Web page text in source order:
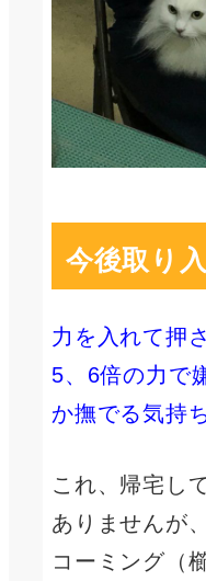
今後取り
力を入れて押
5、6倍の力で
か撫でる気持
これ、帰宅し
ありませんが
コーミング（